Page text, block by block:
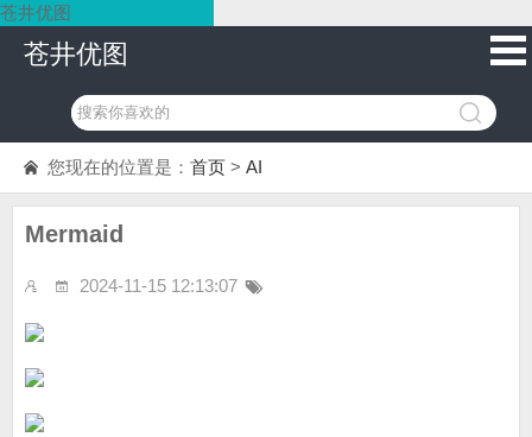
苍井优图
苍井优图
您现在的位置是： 首页 > AI
Mermaid
2024-11-15 12:13:07